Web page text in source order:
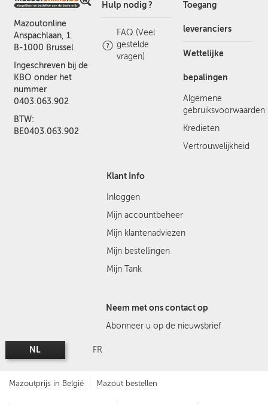
Mazoutonline
Anspachlaan, 1
B-1000 Brussel
Ingeschreven bij de
KBO onder het
nummer
0403.063.902
BTW:
BE0403.063.902
Hulp nodig ?
FAQ (Veel
gestelde
vragen)
Toegang
leveranciers
Wettelijke
bepalingen
Algemene
gebruiksvoorwaarden
Kredieten
Vertrouwelijkheid
Klant Info
Inloggen
Mijn accountbeheer
Mijn klantenadviezen
Mijn bestellingen
Mijn Tank
Neem met ons contact op
Abonneer u op de nieuwsbrief
NL FR
Mazoutprijs in België Mazout bestellen